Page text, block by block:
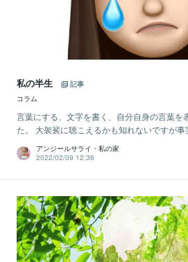
私の半生
記事
コラム
言葉にする、文字を書く、自分自身の言葉を
た。 大袈裟に聴こえるかも知れないですが事
アンジールサライ・私の家
2022/02/09 12:36